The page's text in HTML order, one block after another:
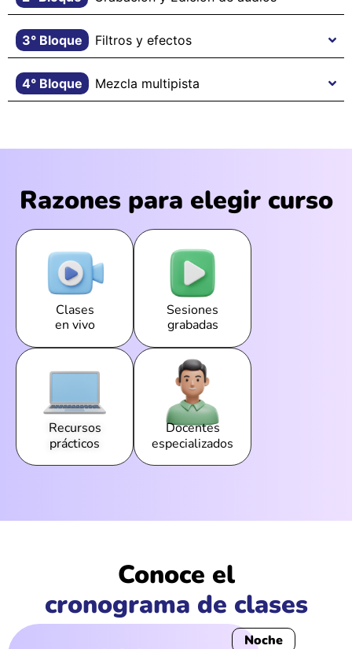
3° Bloque Filtros y efectos
4° Bloque Mezcla multipista
Razones para elegir curso
Clases
en vivo
Sesiones
grabadas
Recursos
prácticos
Docentes
especializados
Conoce el
cronograma de clases
Noche